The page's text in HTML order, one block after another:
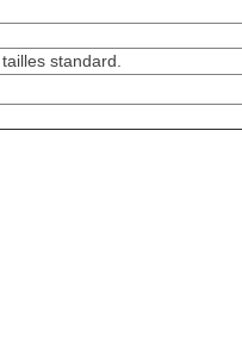
standard.